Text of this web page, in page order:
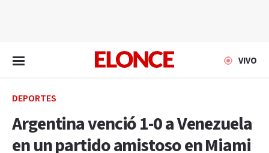
VIVO
DEPORTES
Argentina venció 1-0 a Venezuela
en un partido amistoso en Miami